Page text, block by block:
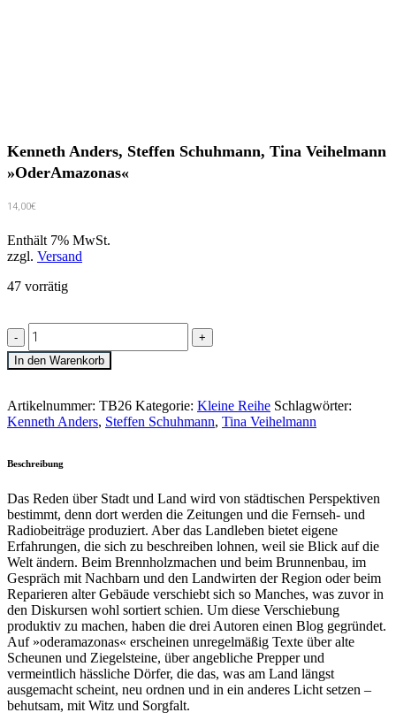
Kenneth Anders, Steffen Schuhmann, Tina Veihelmann
»OderAmazonas«
14,00€
Enthält 7% MwSt.
zzgl. Versand
47 vorrätig
Kenneth
Anders,
Steffen
Veihelmann
»OderAmazonas«
In den Warenkorb
Artikelnummer: TB26 Kategorie: Kleine Reihe Schlagwörter:
Kenneth Anders, Steffen Schuhmann, Tina Veihelmann
Beschreibung
Das Reden über Stadt und Land wird von städtischen Perspektiven
bestimmt, denn dort werden die Zeitungen und die Fernseh- und
Radiobeiträge produziert. Aber das Landleben bietet eigene
Erfahrungen, die sich zu beschreiben lohnen, weil sie Blick auf die
Welt ändern. Beim Brennholzmachen und beim Brunnenbau, im
Gespräch mit Nachbarn und den Landwirten der Region oder beim
Reparieren alter Gebäude verschiebt sich so Manches, was zuvor in
den Diskursen wohl sortiert schien. Um diese Verschiebung
produktiv zu machen, haben die drei Autoren einen Blog gegründet.
Auf »oderamazonas« erscheinen unregelmäßig Texte über alte
Scheunen und Ziegelsteine, über angebliche Prepper und
vermeintlich hässliche Dörfer, die das, was am Land längst
ausgemacht scheint, neu ordnen und in ein anderes Licht setzen –
behutsam, mit Witz und Sorgfalt.